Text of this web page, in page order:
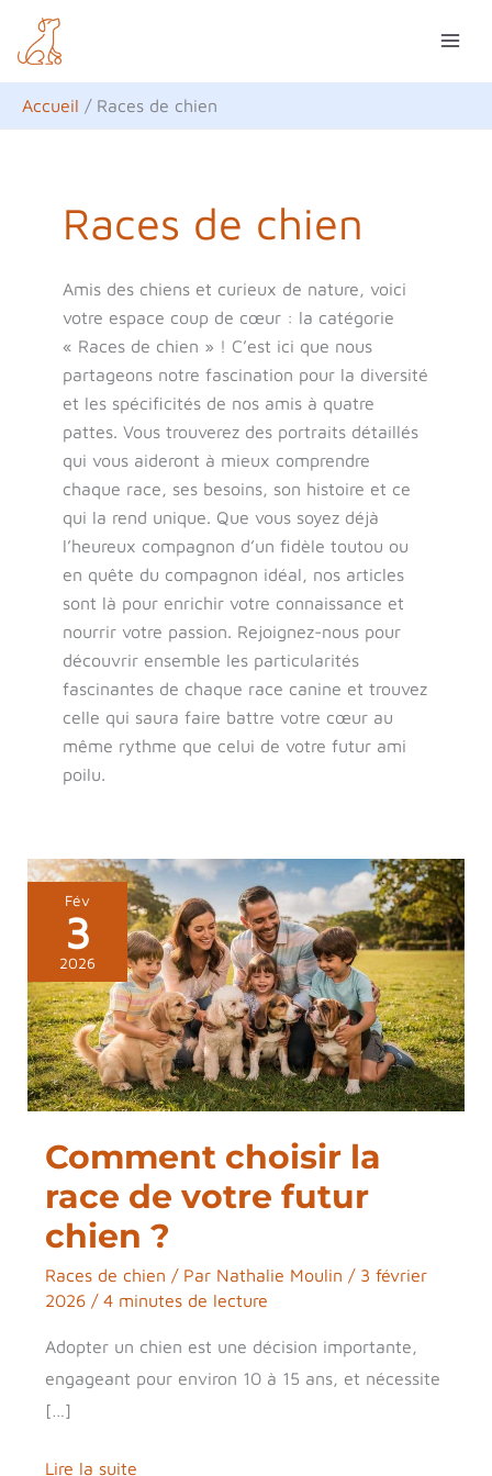
contenu
Accueil
Races de chien
Races de chien
Amis des chiens et curieux de nature, voici
votre espace coup de cœur : la catégorie
« Races de chien » ! C’est ici que nous
partageons notre fascination pour la diversité
et les spécificités de nos amis à quatre
pattes. Vous trouverez des portraits détaillés
qui vous aideront à mieux comprendre
chaque race, ses besoins, son histoire et ce
qui la rend unique. Que vous soyez déjà
l’heureux compagnon d’un fidèle toutou ou
en quête du compagnon idéal, nos articles
sont là pour enrichir votre connaissance et
nourrir votre passion. Rejoignez-nous pour
découvrir ensemble les particularités
fascinantes de chaque race canine et trouvez
celle qui saura faire battre votre cœur au
même rythme que celui de votre futur ami
poilu.
Fév
3
2026
Comment choisir la
race de votre futur
chien ?
Races de chien / Par Nathalie Moulin / 3 février
2026 / 4 minutes de lecture
Adopter un chien est une décision importante,
engageant pour environ 10 à 15 ans, et nécessite
[…]
Comment
choisir
race
de
votre
futur
?
Lire la suite
e
c